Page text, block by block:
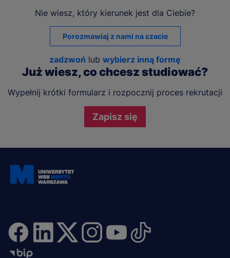
Nie wiesz, który kierunek jest dla Ciebie?
Porozmawiaj z nami na czacie
zadzwoń lub wybierz inną formę
Już wiesz, co chcesz studiować?
Wypełnij krótki formularz i rozpocznij proces rekrutacji
Zapisz się